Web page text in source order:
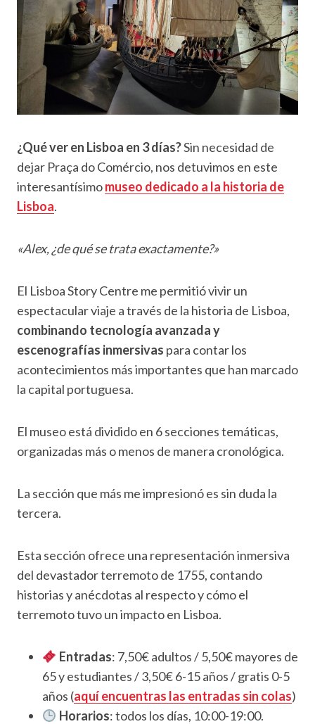
¿Qué ver en Lisboa en 3 días?Sin necesidad de
dejar Praça do Comércio, nos detuvimos en este
interesantísimomuseo dedicado a la historia de
Lisboa.
«Alex, ¿de qué se trata exactamente?»
El Lisboa Story Centre me permitió vivir un
espectacular viaje a través de la historia de Lisboa,
combinando tecnología avanzada y
escenografías inmersivas para contar los
acontecimientos más importantes que han marcado
la capital portuguesa.
El museo está dividido en 6 secciones temáticas,
organizadas más o menos de manera cronológica.
La sección que más me impresionó es sin duda la
tercera.
Esta sección ofrece una representación inmersiva
del devastador terremoto de 1755, contando
historias y anécdotas al respecto y cómo el
terremoto tuvo un impacto en Lisboa.
Entradas: 7,50€ adultos / 5,50€ mayores de
65 y estudiantes / 3,50€ 6-15 años / gratis 0-5
años (aquí encuentras las entradas sin colas)
Horarios: todos los días, 10:00-19:00.